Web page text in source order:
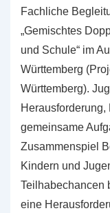
Fachliche
„Gemischtes
und Schule“ im
Württemberg
Württemberg).
gemeinsame
Zusammenspiel
Kindern und
Teilhabechancen
eine